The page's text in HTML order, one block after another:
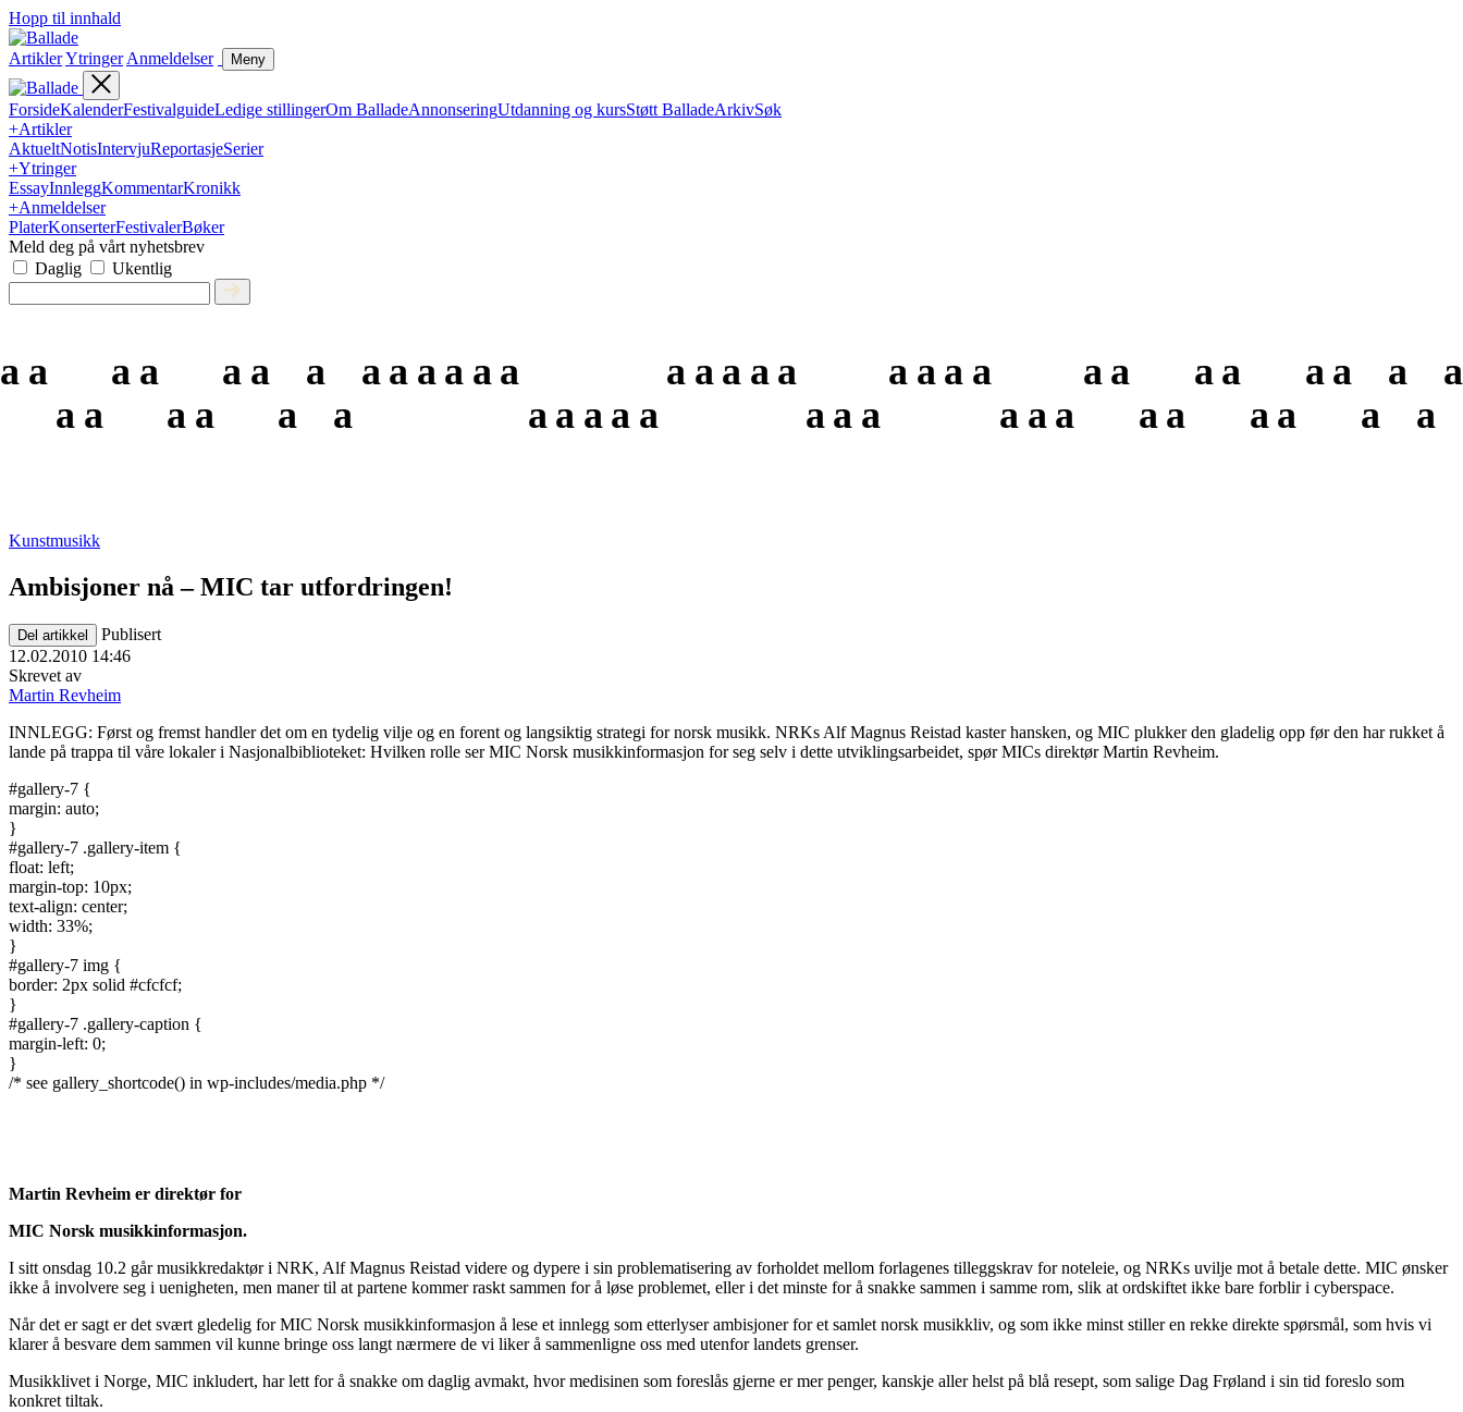
Hopp til innhald
ArtiklerYtringer Anmeldelser Meny
ForsideKalenderFestivalguideLedige stillingerOm BalladeAnnonseringUtdanning og kursStøtt BalladeArkivSøk
+Artikler
AktueltNotisIntervjuReportasjeSerier
+Ytringer
EssayInnleggKommentarKronikk
+Anmeldelser
PlaterKonserterFestivalerBøker
Meld deg på vårt nyhetsbrev
Daglig
Ukentlig
Kunstmusikk
Ambisjoner nå – MIC tar utfordringen!
Del artikkel
Publisert
12.02.2010 14:46
Skrevet av
Martin Revheim
INNLEGG: Først og fremst handler det om en tydelig vilje og en forent og langsiktig strategi for norsk musikk. NRKs Alf Magnus Reistad kaster hansken, og MIC plukker den gladelig opp før den har rukket å
lande på trappa til våre lokaler i Nasjonalbiblioteket: Hvilken rolle ser MIC Norsk musikkinformasjon for seg selv i dette utviklingsarbeidet, spør MICs direktør Martin Revheim.
#gallery-7 {
margin: auto;
}
#gallery-7 .gallery-item {
float: left;
margin-top: 10px;
text-align: center;
width: 33%;
}
#gallery-7 img {
border: 2px solid #cfcfcf;
}
#gallery-7 .gallery-caption {
margin-left: 0;
}
/* see gallery_shortcode() in wp-includes/media.php */
Martin Revheim er direktør for
MIC Norsk musikkinformasjon.
I sitt onsdag 10.2 går musikkredaktør i NRK, Alf Magnus Reistad videre og dypere i sin problematisering av forholdet mellom forlagenes tilleggskrav for noteleie, og NRKs uvilje mot å betale dette. MIC ønsker
ikke å involvere seg i uenigheten, men maner til at partene kommer raskt sammen for å løse problemet, eller i det minste for å snakke sammen i samme rom, slik at ordskiftet ikke bare forblir i cyberspace.
Når det er sagt er det svært gledelig for MIC Norsk musikkinformasjon å lese et innlegg som etterlyser ambisjoner for et samlet norsk musikkliv, og som ikke minst stiller en rekke direkte spørsmål, som hvis vi
klarer å besvare dem sammen vil kunne bringe oss langt nærmere de vi liker å sammenligne oss med utenfor landets grenser.
Musikklivet i Norge, MIC inkludert, har lett for å snakke om daglig avmakt, hvor medisinen som foreslås gjerne er mer penger, kanskje aller helst på blå resept, som salige Dag Frøland i sin tid foreslo som
konkret tiltak.